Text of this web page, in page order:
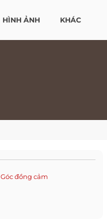
HÌNH ẢNH KHÁC
Góc đồng cảm